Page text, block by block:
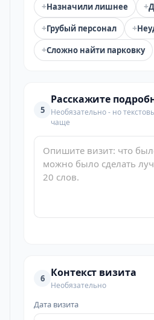
+Назначили лишнее +
+Грубый персонал +
+Сложно найти парковку
5
Расскажите
Необязательно - но
чаще
6 Контекст визита
Необязательно
Дата визита